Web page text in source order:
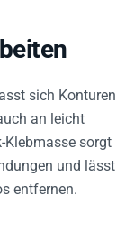
sich Konturen
an leicht
Klebmasse sorgt
und lässt
entfernen.